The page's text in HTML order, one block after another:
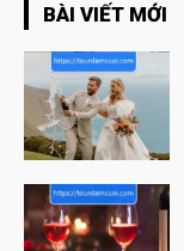
BÀI VIẾT MỚI